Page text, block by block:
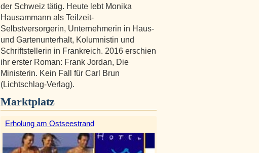
der Schweiz tätig. Heute lebt Monika
Hausammann als Teilzeit-
Selbstversorgerin, Unternehmerin in Haus-
und Gartenunterhalt, Kolumnistin und
Schriftstellerin in Frankreich. 2016 erschien
ihr erster Roman: Frank Jordan, Die
Ministerin. Kein Fall für Carl Brun
(Lichtschlag-Verlag).
Marktplatz
Erholung am Ostseestrand